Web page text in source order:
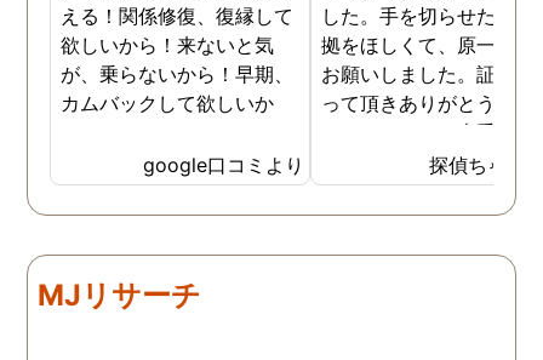
える！関係修復、復縁して
欲しいから！来ないと気
が、乗らないから！早期、
カムバックして欲しいか
google口コミより
した。手を切らせたくて
拠をほしくて、原一さん
お願いしました。証拠を
って頂きありがとうござ
ました。やはり大手の会
は違いますね。探偵ちゃん
MJリサーチ